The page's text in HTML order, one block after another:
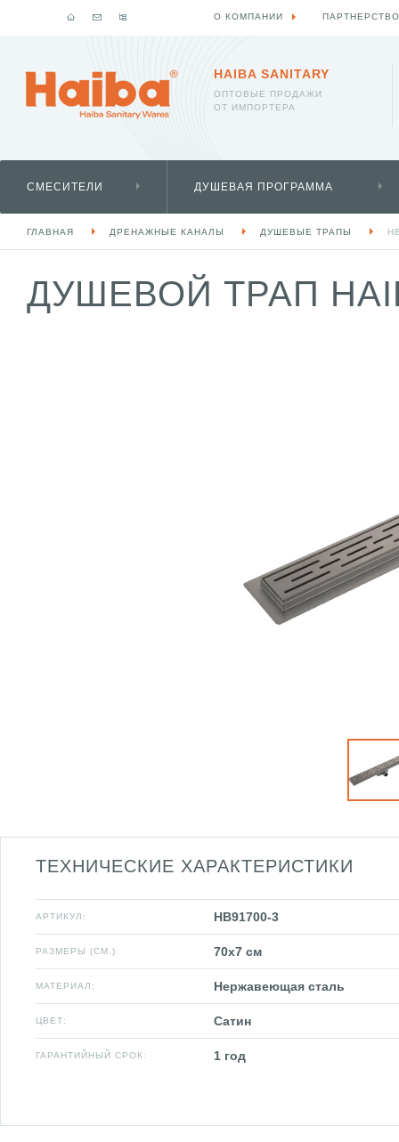
HAIBA SANITARY
ОПТОВЫЕ ПРОДАЖИ
ОТ ИМПОРТЕРА
СМЕСИТЕЛИ ДУШЕВАЯ ПРОГРАММА
ГЛАВНАЯ ДРЕНАЖНЫЕ КАНАЛЫ ДУШЕВЫЕ ТРАПЫ
ДУШЕВОЙ ТРАП
ТЕХНИЧЕСКИЕ ХАРАКТЕРИСТИКИ
АРТИКУЛ: HB91700-3
РАЗМЕРЫ (СМ.): 70x7 см
МАТЕРИАЛ: Нержавеющая сталь
ЦВЕТ: Сатин
ГАРАНТИЙНЫЙ СРОК: 1 год
О КОМПАНИИ ПАРТНЕРСТВО